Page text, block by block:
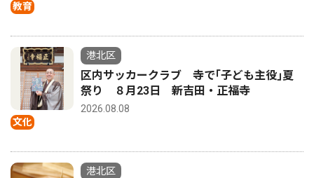
教育
文化
港北区
区内サッカークラブ 寺で｢子ども主役｣夏
祭り ８月23日 新吉田・正福寺
2026.08.08
港北区